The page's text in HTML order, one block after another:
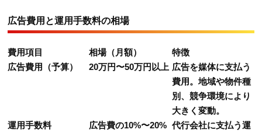
広告費用と運用手数料の相場
費用項目 相場（月額）
特徴
広告費用（予算）
20万円〜50万円以上 広告を媒体に支払う
費用。地域や物件種
別、競争環境により
大きく変動。
運用手数料
広告費の10%〜20% 代行会社に支払う運